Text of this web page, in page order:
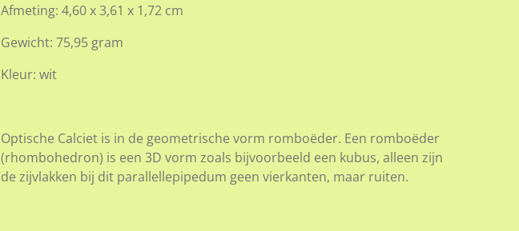
Afmeting: 4,60 x 3,61 x 1,72 cm
Gewicht: 75,95 gram
Kleur: wit
Optische Calciet is in de geometrische vorm romboëder. Een romboëder
(rhombohedron) is een 3D vorm zoals bijvoorbeeld een kubus, alleen zijn
de zijvlakken bij dit parallellepipedum geen vierkanten, maar ruiten.